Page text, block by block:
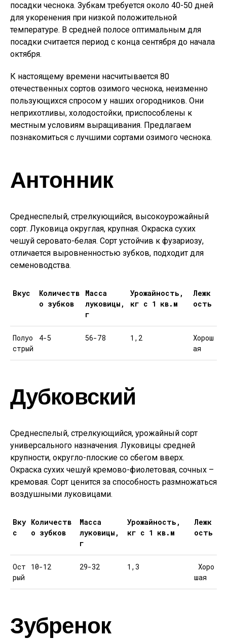
посадки чеснока. Зубкам требуется около 40-50 дней
для укоренения при низкой положительной
температуре. В средней полосе оптимальным для
посадки считается период с конца сентября до начала
октября.
К настоящему времени насчитывается 80
отечественных сортов озимого чеснока, неизменно
пользующихся спросом у наших огородников. Они
неприхотливы, холодостойки, приспособлены к
местным условиям выращивания. Предлагаем
познакомиться с лучшими сортами озимого чеснока.
Антонник
Среднеспелый, стрелкующийся, высокоурожайный
сорт. Луковица округлая, крупная. Окраска сухих
чешуй серовато-белая. Сорт устойчив к фузариозу,
отличается выровненностью зубков, подходит для
семеноводства.
Вкус
Количеств
о зубков
Масса
луковицы,
г
Урожайность,
кг с 1 кв.м
Лежк
ость
Полуо
стрый
4-5 56-78 1,2
Хорош
ая
Дубковский
Среднеспелый, стрелкующийся, урожайный сорт
универсального назначения. Луковицы средней
крупности, округло-плоские со сбегом вверх.
Окраска сухих чешуй кремово-фиолетовая, сочных –
кремовая. Сорт ценится за способность размножаться
воздушными луковицами.
Вку
с
Количеств
о зубков
Масса
луковицы,
г
Урожайность,
кг с 1 кв.м
Лежк
ость
Ост
рый
10-12 29-32 1,3
Хоро
шая
Зубренок